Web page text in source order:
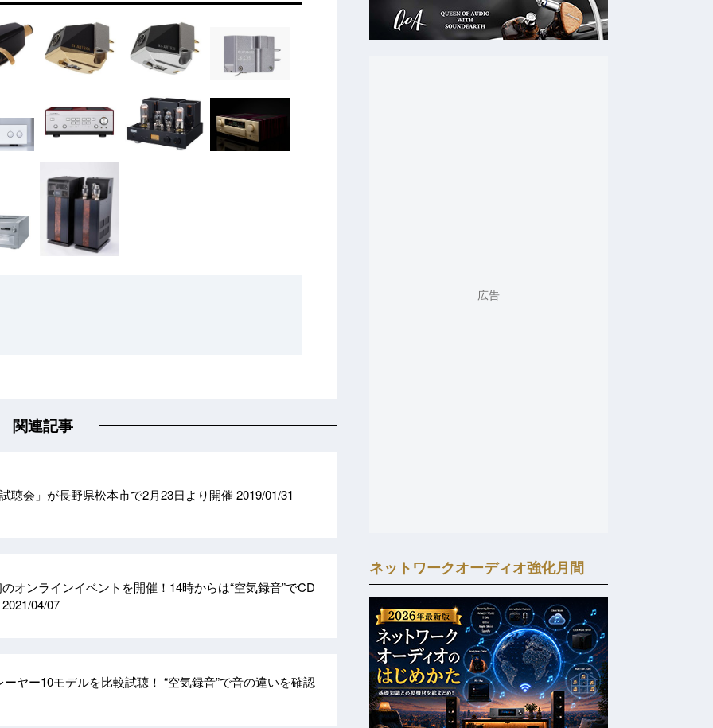
関連記事
聴会」が長野県松本市で2月23日より開催 2019/01/31
オンラインイベントを開催！14時からは“空気録音”でCD
2021/04/07
ヤー10モデルを比較試聴！ “空気録音”で音の違いを確認
ネットワークオーディオ強化月間